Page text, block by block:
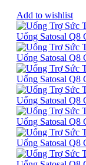
Add to wishlist